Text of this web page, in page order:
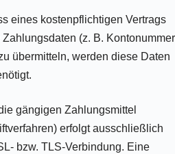
eines kostenpflichtigen Vertrags
(z. B. Kontonummer
übermitteln, werden diese Daten
gängigen Zahlungsmittel
erfolgt ausschließlich
bzw. TLS-Verbindung. Eine